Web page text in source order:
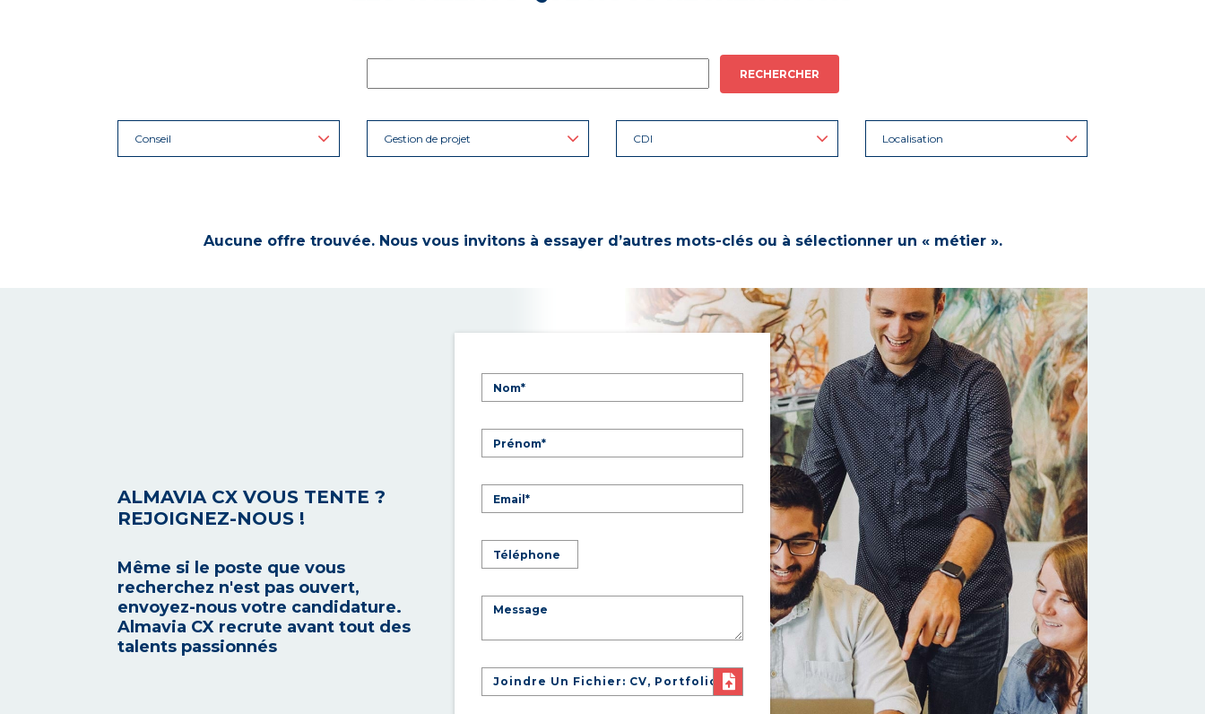
RECHERCHER
Conseil Gestion de projet CDI Localisation
Aucune offre trouvée. Nous vous invitons à essayer d’autres mots-clés ou à sélectionner un « métier ».
ALMAVIA CX VOUS TENTE ?
REJOIGNEZ-NOUS !
Même si le poste que vous
recherchez n'est pas ouvert,
envoyez-nous votre candidature.
Almavia CX recrute avant tout des
talents passionnés
Joindre Un Fichier: CV, Portfolio